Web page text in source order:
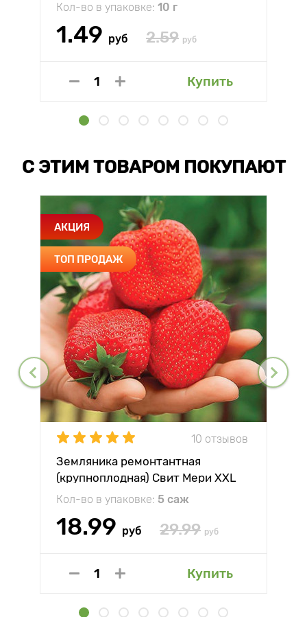
Кол-во в упаковке: 10 г
1.49 руб 2.59 руб
Купить
С ЭТИМ ТОВАРОМ ПОКУПАЮТ
АКЦИЯ
ТОП ПРОДАЖ
10 отзывов
Земляника ремонтантная
(крупноплодная) Свит Мери XXL
Кол-во в упаковке: 5 саж
18.99 руб 29.99 руб
Купить